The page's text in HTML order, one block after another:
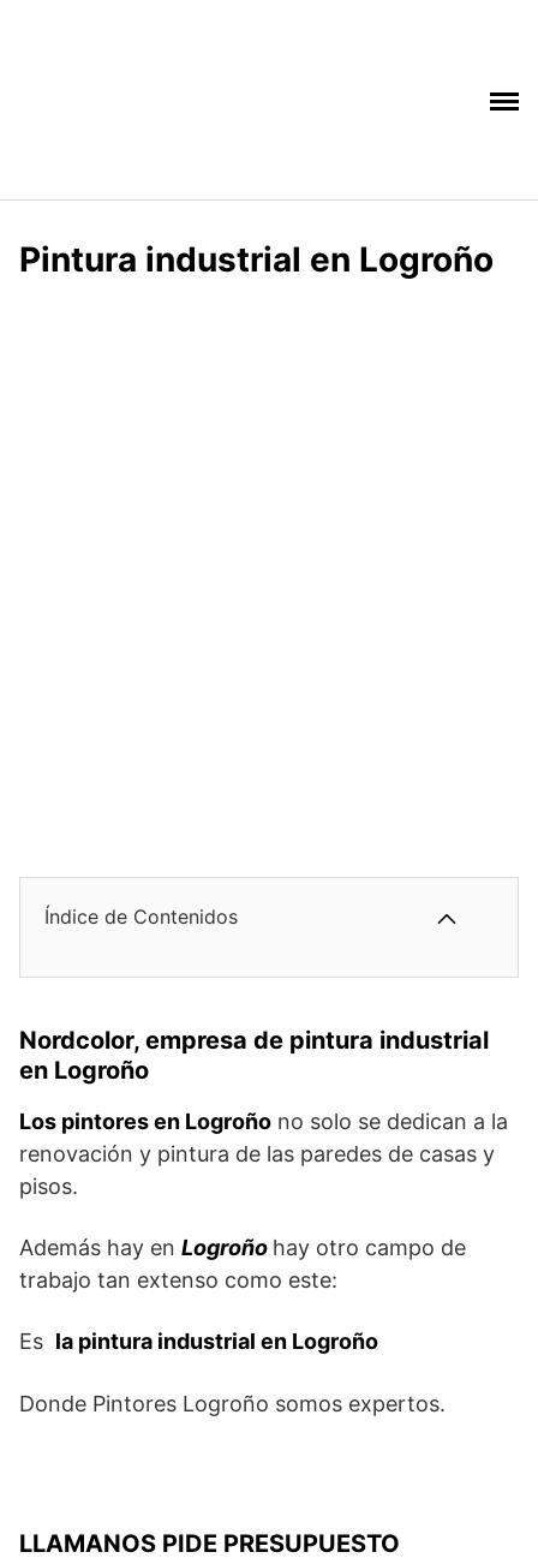
Pintura industrial en Logroño
Índice de Contenidos
Nordcolor, empresa de pintura industrial
en Logroño
Los pintores en Logroño no solo se dedican a la
renovación y pintura de las paredes de casas y
pisos.
Además hay en Logroño hay otro campo de
trabajo tan extenso como este:
Es la pintura industrial en Logroño
Donde Pintores Logroño somos expertos.
LLAMANOS PIDE PRESUPUESTO